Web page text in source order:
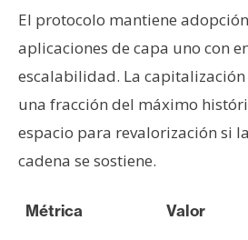
o
y
P
b
l
i
i
El protocolo mantiene
aplicaciones de capa uno con
escalabilidad. La
una fracción del máximo
espacio para revalorización si
cadena se sostiene.
Métrica Valor